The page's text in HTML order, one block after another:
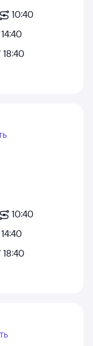
10:40
14:40
18:40
10:40
14:40
18:40